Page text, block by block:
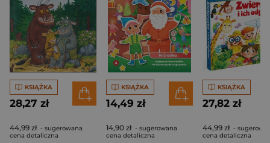
KSIĄŻKA
28,27 zł
44,99 zł - sugerowana
cena detaliczna
KSIĄŻKA
14,49 zł
14,90 zł - sugerowana
cena detaliczna
KSIĄŻKA
27,82 zł
44,99 zł -
cena detaliczna